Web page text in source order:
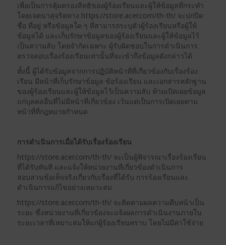
เพื่อเป็นการคุ้มครองสิทธิของผู้ร้องเรียนและผู้ให้ข้อมูลที่กระทำ
โดยเจตนาสุจริตทาง https://store.acer.com/th-th/ จะปกปิด
ชื่อ ที่อยู่ หรือข้อมูลใด ๆ ที่สามารถระบุตัวผู้ร้องเรียนหรือผู้ให้
ข้อมูลได้ และเก็บรักษาข้อมูลของผู้ร้องเรียนและผู้ให้ข้อมูลไว้
เป็นความลับ โดยจำกัดเฉพาะ ผู้รับผิดชอบในการดำเนินการ
ตรวจสอบเรื่องร้องเรียนเท่านั้นที่จะเข้าถึงข้อมูลดังกล่าวได้
ทั้งนี้ ผู้ได้รับข้อมูลจากการปฏิบัติหน้าที่ที่เกี่ยวข้องกับเรื่องร้อง
เรียน มีหน้าที่เก็บรักษาข้อมูล ข้อร้องเรียน และเอกสารหลักฐาน
ของผู้ร้องเรียนและผู้ให้ข้อมูลไว้เป็นความลับ ห้ามเปิดเผยข้อมูล
แก่บุคคลอื่นที่ไม่มีหน้าที่เกี่ยวข้อง เว้นแต่เป็นการเปิดเผยตาม
หน้าที่ที่กฎหมายกำหนด
การดำเนินการเมื่อได้รับเรื่องร้องเรียน
https://store.acer.com/th-th/ จะเป็นผู้พิจารณาเรื่องร้องเรียน
ที่ได้รับทันที และแจ้งให้หน่วยงานที่เกี่ยวข้องดำเนินการ
สอบสวนข้อเท็จจริงเกี่ยวกับเรื่องที่ได้รับ การร้องเรียนและ
ดำเนินการแก้ไขอย่างเหมาะสม
https://store.acer.com/th-th/ จะติดตามผลความคืบหน้าเป็น
ระยะ ซึ่งหน่วยงานที่เกี่ยวข้องจะแจ้งผลการดำเนินงานภายใน
ระยะเวลาที่เหมาะสมให้แก่ผู้ร้องเรียนทราบ โดยไม่มีค่าใช้จ่าย